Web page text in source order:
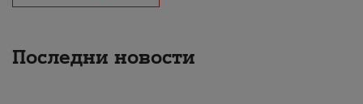
Последни новости